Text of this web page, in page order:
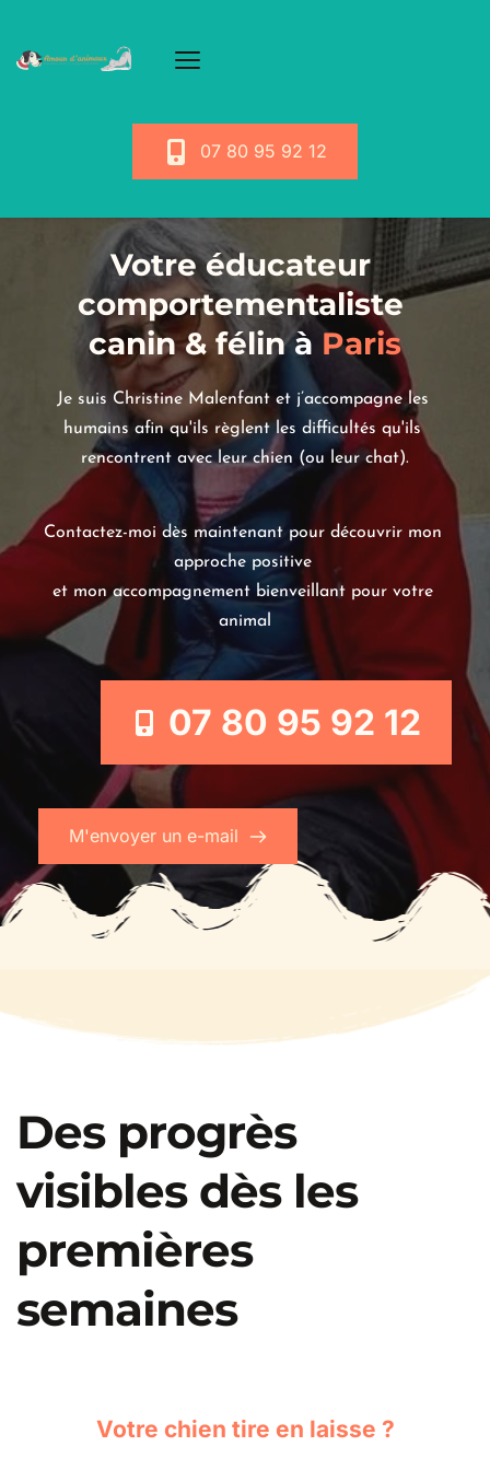
07 80 95 92 12
Votre éducateur
comportementaliste
canin & félin à Paris
Je suis Christine Malenfant et j’accompagne les
humains afin qu'ils règlent les difficultés qu'ils
rencontrent avec leur chien (ou leur chat).
Contactez-moi dès maintenant pour découvrir mon
approche positive
et mon accompagnement bienveillant pour votre
animal
07 80 95 92 12
M'envoyer un e-mail
Des progrès
visibles dès les
premières
semaines
Votre chien tire en laisse ?